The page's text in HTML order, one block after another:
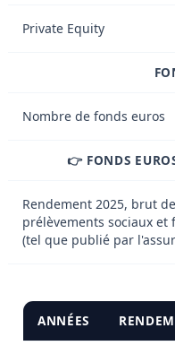
Private Equity
Nombre de fonds euros
👉 FONDS
Rendement 2025, brut
prélèvements sociaux et
(tel que publié par
ANNÉES